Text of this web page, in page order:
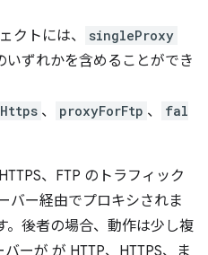
クトには、 singleProxy
ずれかを含めることができ
、 proxyForFtp 、
fal
、FTP のトラフィック
バー経由でプロキシされま
。後者の場合、動作は少し複
ーが が HTTP、HTTPS、ま